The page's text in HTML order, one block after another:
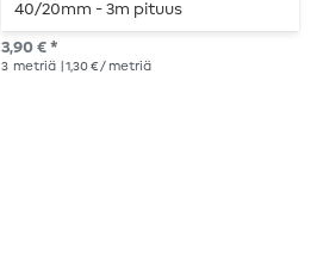
40/20mm - 3m pituus
3,90 € *
3 metriä | 1,30 € / metriä